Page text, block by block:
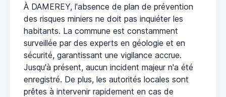
À DAMEREY, l'absence de plan de prévention
des risques miniers ne doit pas inquiéter les
habitants. La commune est constamment
surveillée par des experts en géologie et en
sécurité, garantissant une vigilance accrue.
Jusqu'à présent, aucun incident majeur n'a été
enregistré. De plus, les autorités locales sont
prêtes à intervenir rapidement en cas de